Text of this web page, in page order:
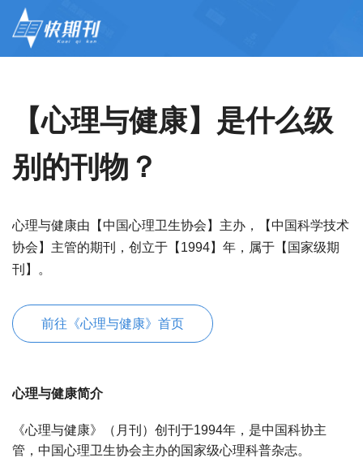
【心理与健康】是什么级
别的刊物？
心理与健康由【中国心理卫生协会】主办，【中国科学技术
协会】主管的期刊，创立于【1994】年，属于【国家级期
刊】。
前往《心理与健康》首页
心理与健康简介
《心理与健康》（月刊）创刊于1994年，是中国科协主
管，中国心理卫生协会主办的国家级心理科普杂志。